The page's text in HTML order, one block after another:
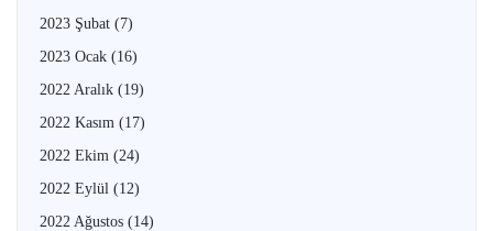
2023 Şubat (7)
2023 Ocak (16)
2022 Aralık (19)
2022 Kasım (17)
2022 Ekim (24)
2022 Eylül (12)
2022 Ağustos (14)